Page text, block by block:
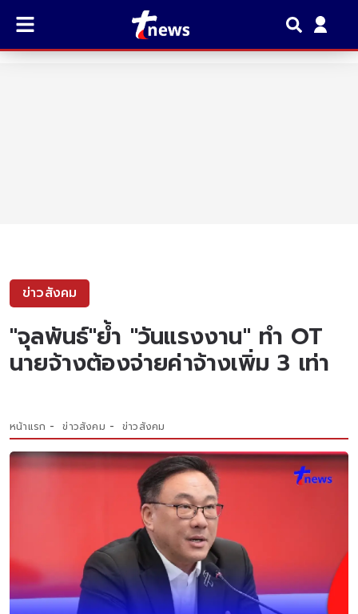
ข่าวสังคม
"จุลพันธ์"ย้ำ "วันแรงงาน" ทำ OT
นายจ้างต้องจ่ายค่าจ้างเพิ่ม 3 เท่า
หน้าแรก ข่าวสังคม ข่าวสังคม